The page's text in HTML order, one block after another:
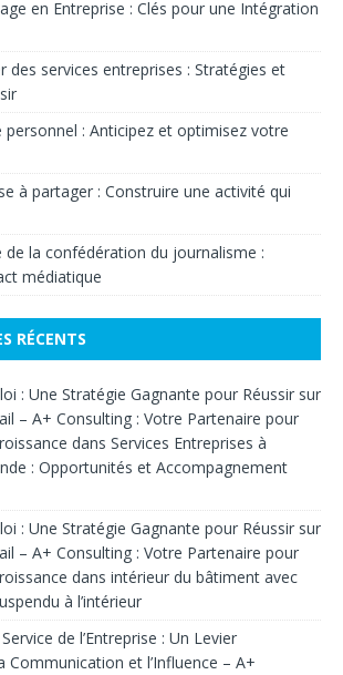
en Entreprise : Clés pour une Intégration
des services entreprises : Stratégies et
: Anticipez et optimisez votre
à partager : Construire une activité qui
de la confédération du journalisme :
médiatique
RÉCENTS
: Une Stratégie Gagnante pour Réussir sur
– A+ Consulting : Votre Partenaire pour
dans Services Entreprises à
: Opportunités et Accompagnement
: Une Stratégie Gagnante pour Réussir sur
– A+ Consulting : Votre Partenaire pour
dans intérieur du bâtiment avec
à l’intérieur
de l’Entreprise : Un Levier
Communication et l’Influence – A+